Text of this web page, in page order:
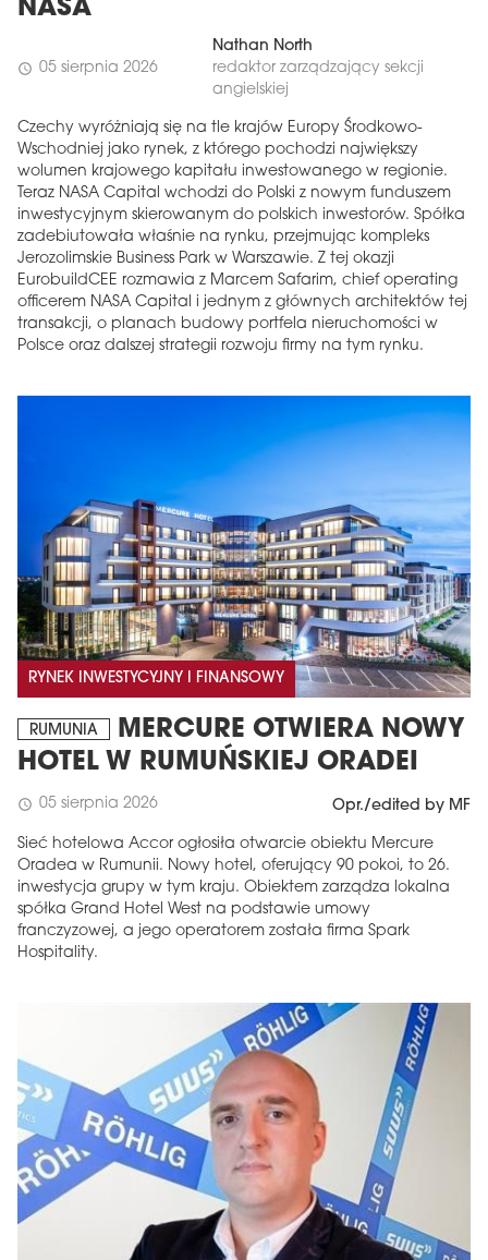
NASA
schedule 05 sierpnia 2026
Nathan North
redaktor zarządzający sekcji
angielskiej
Czechy wyróżniają się na tle krajów Europy Środkowo-
Wschodniej jako rynek, z którego pochodzi największy
wolumen krajowego kapitału inwestowanego w regionie.
Teraz NASA Capital wchodzi do Polski z nowym funduszem
inwestycyjnym skierowanym do polskich inwestorów. Spółka
zadebiutowała właśnie na rynku, przejmując kompleks
Jerozolimskie Business Park w Warszawie. Z tej okazji
EurobuildCEE rozmawia z Marcem Safarim, chief operating
officerem NASA Capital i jednym z głównych architektów tej
transakcji, o planach budowy portfela nieruchomości w
Polsce oraz dalszej strategii rozwoju firmy na tym rynku.
RYNEK INWESTYCYJNY I FINANSOWY
RUMUNIA
MERCURE OTWIERA NOWY
HOTEL W RUMUŃSKIEJ ORADEI
schedule 05 sierpnia 2026 Opr./edited by MF
Sieć hotelowa Accor ogłosiła otwarcie obiektu Mercure
Oradea w Rumunii. Nowy hotel, oferujący 90 pokoi, to 26.
inwestycja grupy w tym kraju. Obiektem zarządza lokalna
spółka Grand Hotel West na podstawie umowy
franczyzowej, a jego operatorem została firma Spark
Hospitality.